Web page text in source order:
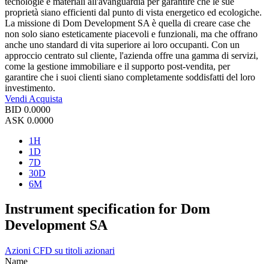
proprietà siano efficienti dal punto di vista energetico ed ecologiche.
La missione di Dom Development SA è quella di creare case che
non solo siano esteticamente piacevoli e funzionali, ma che offrano
anche uno standard di vita superiore ai loro occupanti. Con un
approccio centrato sul cliente, l'azienda offre una gamma di servizi,
come la gestione immobiliare e il supporto post-vendita, per
garantire che i suoi clienti siano completamente soddisfatti del loro
investimento.
Vendi Acquista
BID 0.0000
ASK 0.0000
1H
1D
7D
30D
6M
Instrument specification for Dom
Development SA
Azioni CFD su titoli azionari
Name